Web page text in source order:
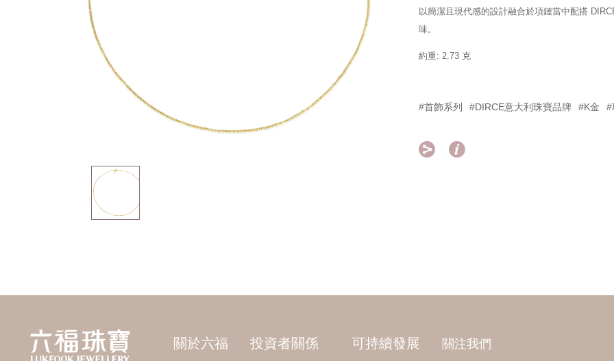
以簡潔且現代感的設計融合於項鏈當中配搭
味。
約重: 2.73 克
#首飾系列 #DIRCE意大利珠寶品牌 #K金 #
 
關於六福 投資者關係 可持續發展 關注我們